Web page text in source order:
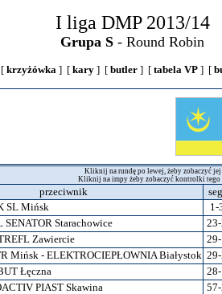
I liga DMP 2013/14
Grupa S - Round Robin
krzyżówka ] [ kary ] [ butler ] [ tabela VP ] [
Kliknij na rundę po lewej, żeby zobaczyć
Kliknij na impy żeby zobaczyć kontrolki tego
przeciwnik
SL Mińsk 1-
SENATOR Starachowice
Zawiercie
Mińsk - ELEKTROCIEPŁOWNIA Białystok
Łęczna
PIAST Skawina